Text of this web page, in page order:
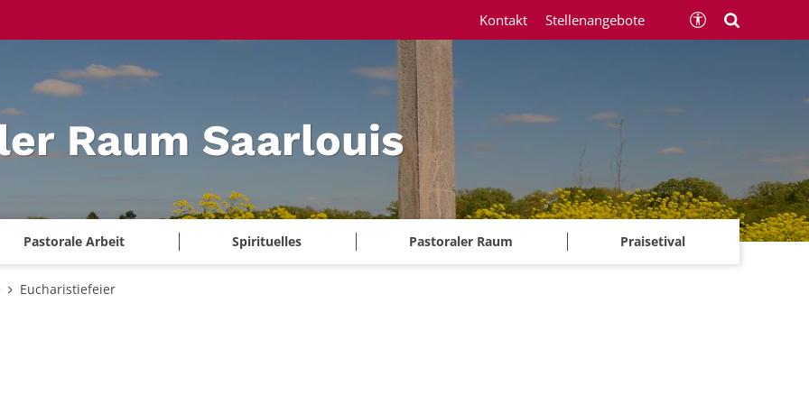
Raum Saarlouis
Pastorale Arbeit Spirituelles Pastoraler Raum Praisetival
Kontakt Stellenangebote
Eucharistiefeier